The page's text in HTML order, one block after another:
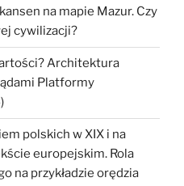
na mapie Mazur. Czy
cywilizacji?
Architektura
Platformy
polskich w XIX i na
europejskim. Rola
na przykładzie orędzia